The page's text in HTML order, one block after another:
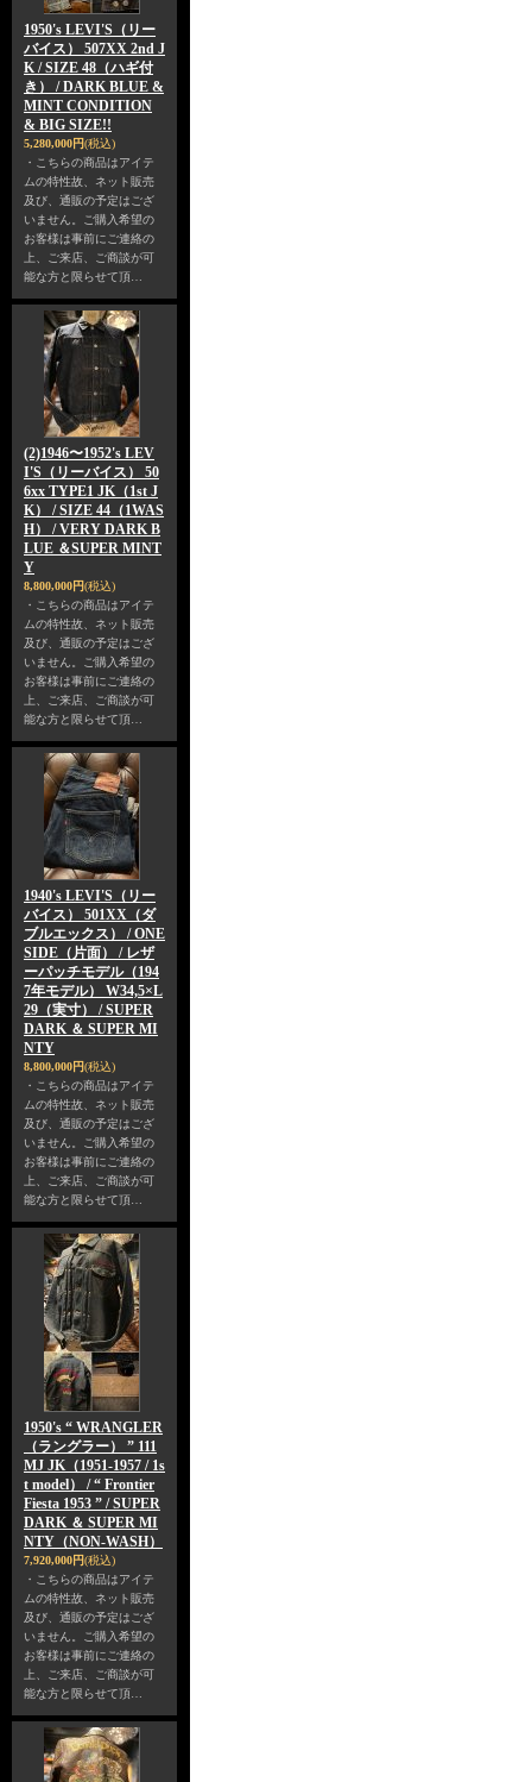
1950's LEVI'S（リー
バイス） 507XX 2nd J
K / SIZE 48（ハギ付
き） / DARK BLUE &
MINT CONDITION
& BIG SIZE!!
5,280,000円(税込)
・こちらの商品はアイテ
ムの特性故、ネット販売
及び、通販の予定はござ
いません。ご購入希望の
お客様は事前にご連絡の
上、ご来店、ご商談が可
能な方と限らせて頂…
(2)1946〜1952's LEV
I'S（リーバイス） 50
6xx TYPE1 JK（1st J
K） / SIZE 44（1WAS
H） / VERY DARK B
LUE ＆SUPER MINT
Y
8,800,000円(税込)
・こちらの商品はアイテ
ムの特性故、ネット販売
及び、通販の予定はござ
いません。ご購入希望の
お客様は事前にご連絡の
上、ご来店、ご商談が可
能な方と限らせて頂…
1940's LEVI'S（リー
バイス） 501XX（ダ
ブルエックス） / ONE
SIDE（片面） / レザ
ーパッチモデル（194
7年モデル） W34,5×L
29（実寸） / SUPER
DARK ＆ SUPER MI
NTY
8,800,000円(税込)
・こちらの商品はアイテ
ムの特性故、ネット販売
及び、通販の予定はござ
いません。ご購入希望の
お客様は事前にご連絡の
上、ご来店、ご商談が可
能な方と限らせて頂…
1950's “ WRANGLER
（ラングラー） ” 111
MJ JK（1951-1957 / 1s
t model） / “ Frontier
Fiesta 1953 ” / SUPER
DARK ＆ SUPER MI
NTY（NON-WASH）
7,920,000円(税込)
・こちらの商品はアイテ
ムの特性故、ネット販売
及び、通販の予定はござ
いません。ご購入希望の
お客様は事前にご連絡の
上、ご来店、ご商談が可
能な方と限らせて頂…